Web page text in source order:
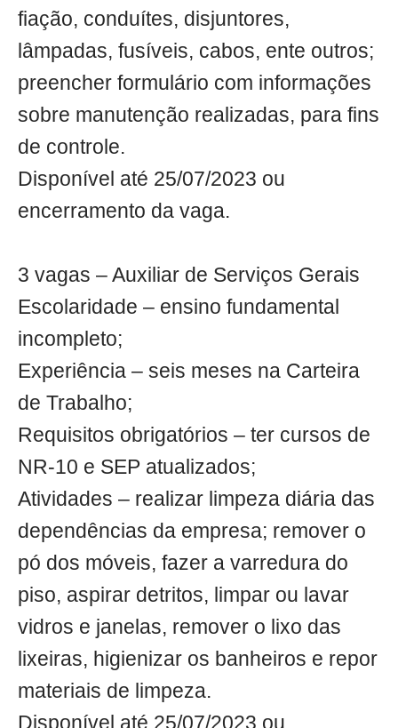
fiação, conduítes, disjuntores,
lâmpadas, fusíveis, cabos, ente outros;
preencher formulário com informações
sobre manutenção realizadas, para fins
de controle.
Disponível até 25/07/2023 ou
encerramento da vaga.
3 vagas – Auxiliar de Serviços Gerais
Escolaridade – ensino fundamental
incompleto;
Experiência – seis meses na Carteira
de Trabalho;
Requisitos obrigatórios – ter cursos de
NR-10 e SEP atualizados;
Atividades – realizar limpeza diária das
dependências da empresa; remover o
pó dos móveis, fazer a varredura do
piso, aspirar detritos, limpar ou lavar
vidros e janelas, remover o lixo das
lixeiras, higienizar os banheiros e repor
materiais de limpeza.
Disponível até 25/07/2023 ou